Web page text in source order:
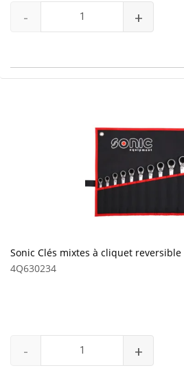
- +
Sonic Clés mixtes à cliquet reversible
4Q630234
- +